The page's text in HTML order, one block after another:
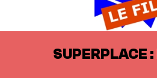
SUPERPLACE